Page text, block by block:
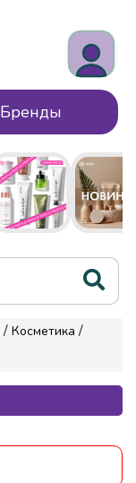
Бренды
/ Косметика /